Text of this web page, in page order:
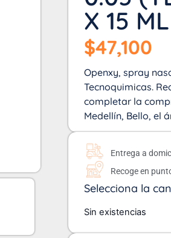
X 15 ML
$47,100
Openxy, spray
Tecnoquimicas.
completar la
Medellín, Bello, el
Entrega a
Recoge en
Selecciona la
Sin existencias